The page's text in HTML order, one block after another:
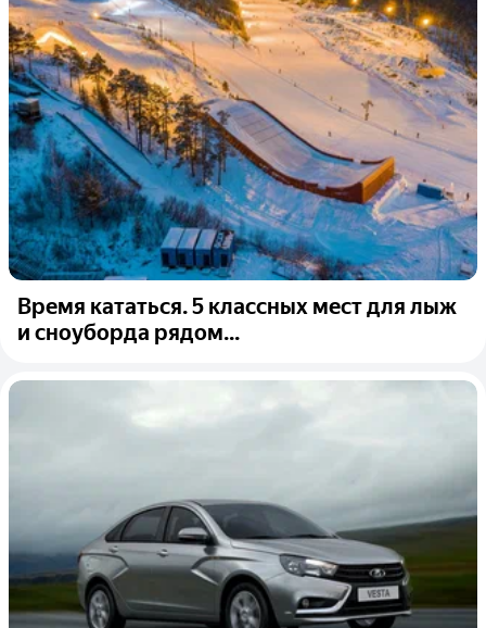
Время кататься. 5 классных мест для лыж
и сноуборда рядом...